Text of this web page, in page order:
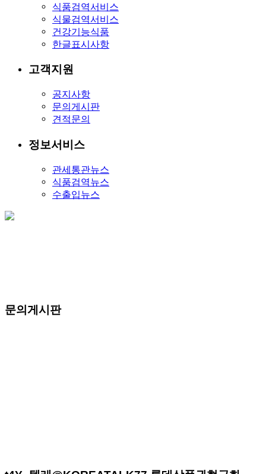
식품검역서비스
식물검역서비스
건강기능식품
한글표시사항
고객지원
공지사항
문의게시판
견적문의
정보서비스
관세통관뉴스
식품검역뉴스
수출입뉴스
문의게시판